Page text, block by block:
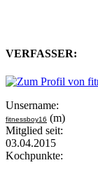
VERFASSER:
Unsername:
fitnessboy16 (m)
Mitglied seit:
03.04.2015
Kochpunkte: